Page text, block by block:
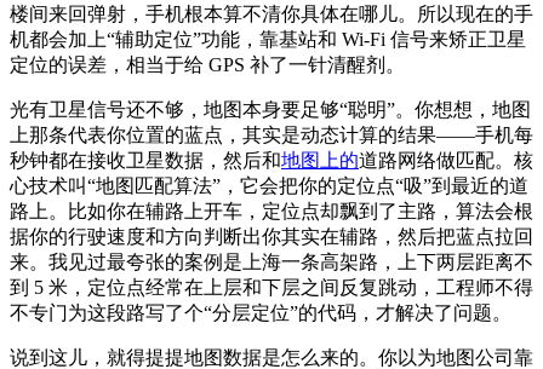
楼间来回弹射，手机根本算不清你具体在哪儿。所以现在的手
机都会加上“辅助定位”功能，靠基站和 Wi‑Fi 信号来矫正卫星
定位的误差，相当于给 GPS 补了一针清醒剂。
光有卫星信号还不够，地图本身要足够“聪明”。你想想，地图
上那条代表你位置的蓝点，其实是动态计算的结果——手机每
秒钟都在接收卫星数据，然后和地图上的道路网络做匹配。核
心技术叫“地图匹配算法”，它会把你的定位点“吸”到最近的道
路上。比如你在辅路上开车，定位点却飘到了主路，算法会根
据你的行驶速度和方向判断出你其实在辅路，然后把蓝点拉回
来。我见过最夸张的案例是上海一条高架路，上下两层距离不
到 5 米，定位点经常在上层和下层之间反复跳动，工程师不得
不专门为这段路写了个“分层定位”的代码，才解决了问题。
说到这儿，就得提提地图数据是怎么来的。你以为地图公司靠